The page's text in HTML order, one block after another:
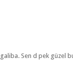
Sen d pek güzel